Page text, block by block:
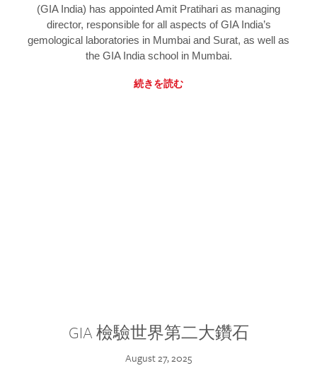
(GIA India) has appointed Amit Pratihari as managing
director, responsible for all aspects of GIA India’s
gemological laboratories in Mumbai and Surat, as well as
the GIA India school in Mumbai.
続きを読む
GIA 檢驗世界第二大鑽石
August 27, 2025